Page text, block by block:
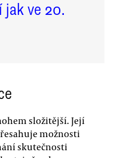
ve 20.
složitější. Její
možnosti
skutečnosti